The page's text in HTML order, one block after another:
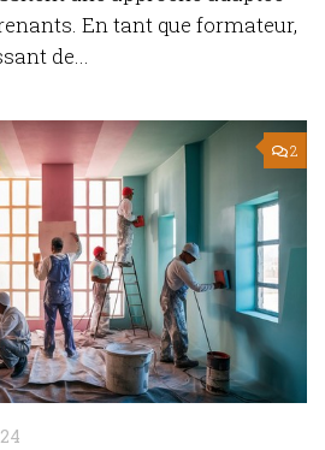
En tant que formateur,
de...
2